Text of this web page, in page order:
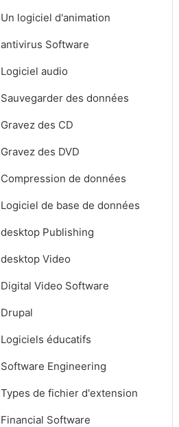
Un logiciel d'animation
antivirus Software
Logiciel audio
Sauvegarder des données
Gravez des CD
Gravez des DVD
Compression de données
Logiciel de base de données
desktop Publishing
desktop Video
Digital Video Software
Drupal
Logiciels éducatifs
Software Engineering
Types de fichier d'extension
Financial Software